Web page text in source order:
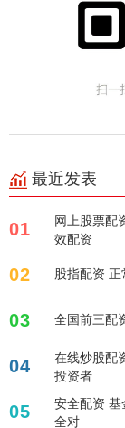
最近发表
01
网上股票配
效配资
02 股指配资
03 全国前三配
04
在线炒股配
投资者
05
安全配资 基金与股票投资差异解析：风险、收益与管理模式
全对